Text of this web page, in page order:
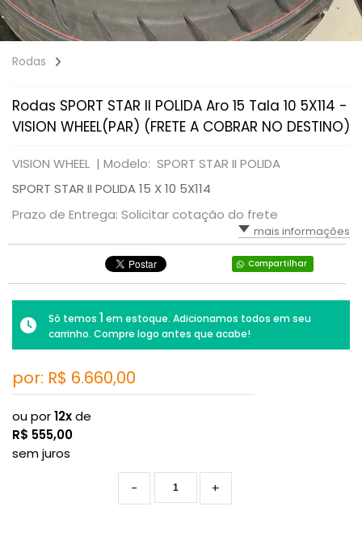
Rodas
Rodas SPORT STAR II POLIDA Aro 15 Tala 10 5X114 -
VISION WHEEL(PAR) (FRETE A COBRAR NO DESTINO)
VISION WHEEL | Modelo: SPORT STAR II POLIDA
SPORT STAR II POLIDA 15 X 10 5X114
Prazo de Entrega: Solicitar cotação do frete
mais informações
Compartilhar
Só temos 1 em estoque. Adicionamos todos em seu
carrinho. Compre logo antes que acabe!
por: R$ 6.660,00
ou por12xde
R$ 555,00
sem juros
+
-